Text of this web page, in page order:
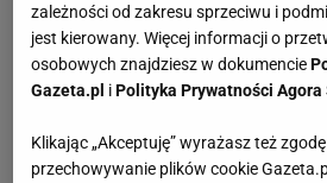
zależności od zakresu sprzeciwu i
jest kierowany. Więcej informacji o
osobowych znajdziesz w dokumencie
Gazeta.pl iPolityka Prywatności Agora
Klikając „Akceptuję” wyrażasz też
przechowywanie plików cookie